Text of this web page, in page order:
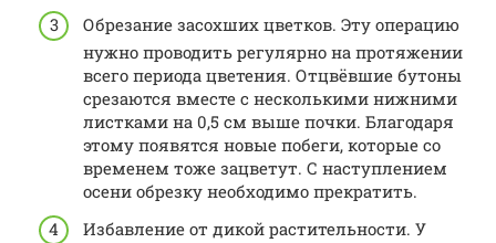
Обрезание засохших цветков. Эту операцию
нужно проводить регулярно на протяжении
всего периода цветения. Отцвёвшие бутоны
срезаются вместе с несколькими нижними
листками на 0,5 см выше почки. Благодаря
этому появятся новые побеги, которые со
временем тоже зацветут. С наступлением
осени обрезку необходимо прекратить.
Избавление от дикой растительности. У